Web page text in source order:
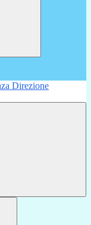
Direzione